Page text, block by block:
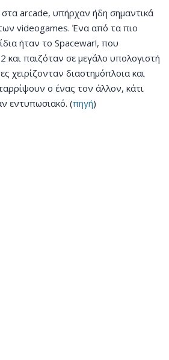
arcade, υπήρχαν ήδη σημαντικά
videogames. Ένα από τα πιο
ήταν το Spacewar!, που
και παιζόταν σε μεγάλο υπολογιστή
χειρίζονταν διαστημόπλοια και
ο ένας τον άλλον, κάτι
εντυπωσιακό. (πηγή)